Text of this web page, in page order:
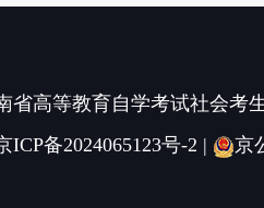
省高等教育自学考试社会考
ICP备2024065123号-2 | 京